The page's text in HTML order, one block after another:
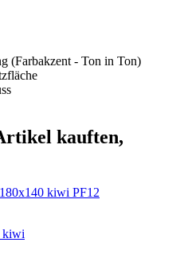
(Farbakzent - Ton in Ton)
kauften,
PF12
kiwi